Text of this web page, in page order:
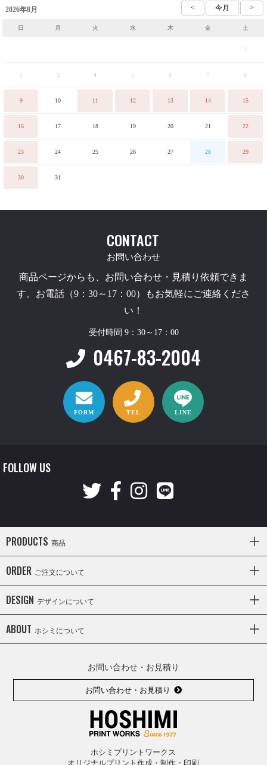
2026年8月
日 月 火 水 木 金 土
1
2 3 4 5 6 7 8
9 10 11 12 13 14 15
16 17 18 19 20 21 22
23 24 25 26 27 28 29
30 31
CONTACT
お問い合わせ
商品ページからも、お問い合わせ・見積り依頼できま
す。お電話（9：30～17：00）もお気軽にご連絡くださ
い！
受付時間 9：30～17：00
0467-83-2004
FORM TEL LINE
FOLLOW US
PRODUCTS 商品
ORDER ご注文について
DESIGN デザインについて
ABOUT ホシミについて
お問い合わせ・お見積り
お問い合わせ・お見積り
ホシミプリントワークス
オリジナルプリント作成・制作・印刷